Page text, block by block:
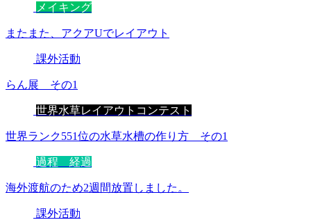
メイキング
またまた、アクアUでレイアウト
課外活動
らん展 その1
世界水草レイアウトコンテスト
世界ランク551位の水草水槽の作り方 その1
過程 経過
海外渡航のため2週間放置しました。
課外活動